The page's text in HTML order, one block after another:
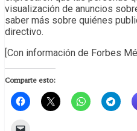
visualización de anuncios
saber más sobre quiénes
directivo.
[Con información de Forbes
Comparte esto: